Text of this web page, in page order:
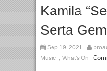
Kamila
Serta
Sep 19, 2021
Music , What's On